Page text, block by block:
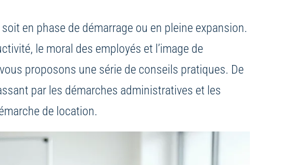
en phase de démarrage ou en pleine expansion.
le moral des employés et l’image de
proposons une série de conseils pratiques. De
par les démarches administratives et les
de location.